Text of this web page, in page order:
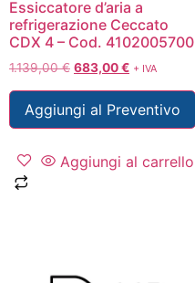
Essiccatore d’aria a
refrigerazione Ceccato
CDX 4 – Cod. 4102005700
1.139,00€ 683,00€ + IVA
Aggiungi al Preventivo
Aggiungi al carrello